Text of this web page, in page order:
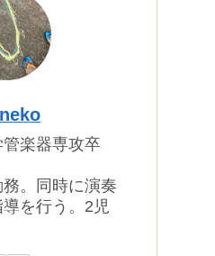
楽器専攻卒
。同時に演奏
を行う。2児